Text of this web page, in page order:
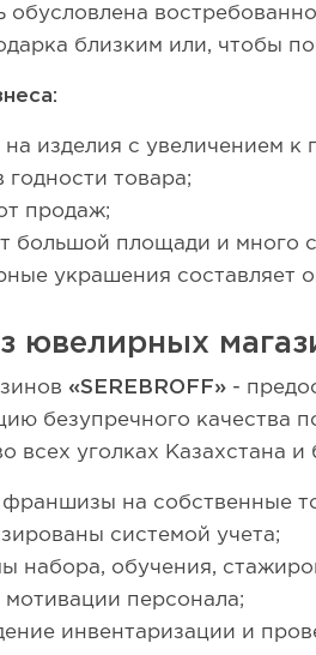
обусловлена
близким или, чтобы
изделия с увеличением к
годности товара;
продаж;
большой площади и много
украшения составляет
ювелирных
«SEREBROFF» -
безупречного качества
всех уголках
на собственные
системой учета;
набора, обучения,
персонала;
инвентаризации и